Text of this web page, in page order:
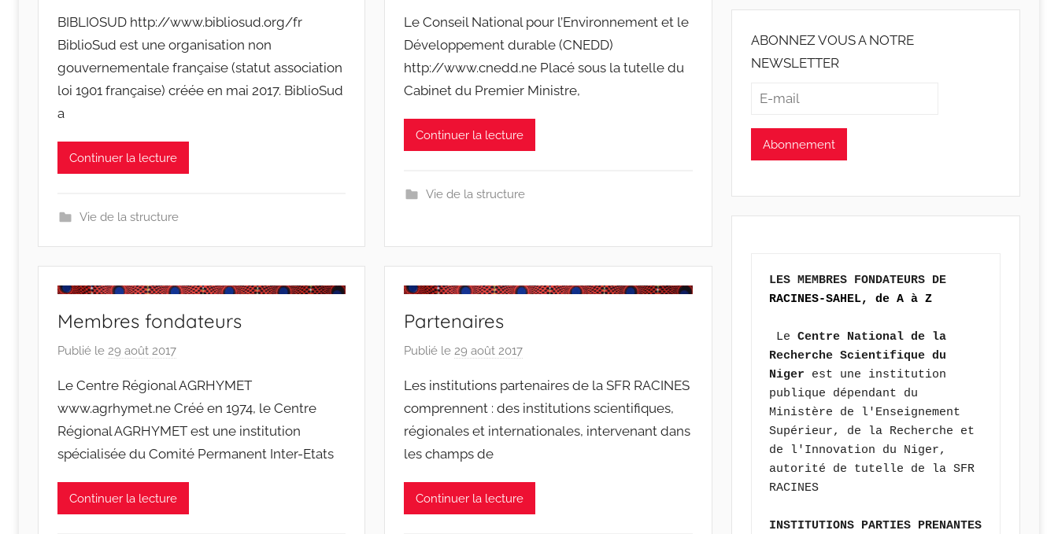
r
r
a
c
s
w
BIBLIOSUD http://www.bibliosud.org/fr
BiblioSud est une organisation non
gouvernementale française (statut association
loi 1901 française) créée en mai 2017. BiblioSud
a
Continuer la lecture
Vie de la structure
r
r
a
c
e
-
Le Conseil National pour l’Environnement et le
Développement durable (CNEDD)
http://www.cnedd.ne Placé sous la tutelle du
Cabinet du Premier Ministre,
Continuer la lecture
Vie de la structure
Membres fondateurs
Publié le 29 août 2017
r
r
a
c
e
Le Centre Régional AGRHYMET
www.agrhymet.ne Créé en 1974, le Centre
Régional AGRHYMET est une institution
spécialisée du Comité Permanent Inter-Etats
Continuer la lecture
Partenaires
Publié le29 août 2017
r
r
a
e
Les institutions partenaires de la SFR RACINES
comprennent : des institutions scientifiques,
régionales et internationales, intervenant dans
les champs de
Continuer la lecture
ABONNEZ VOUS A NOTRE
NEWSLETTER
RACINES-SAHEL, de A à Z
Le Centre National de la
Recherche Scientifique du
Niger est une institution
publique dépendant du
Ministère de l'Enseignement
Supérieur, de la Recherche et
de l'Innovation du Niger,
autorité de tutelle de la SFR
RACINES
INSTITUTIONS PARTIES PRENANTES